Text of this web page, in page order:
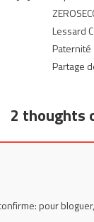
Lessard
Paternité
Partage
2 thoughts
pour